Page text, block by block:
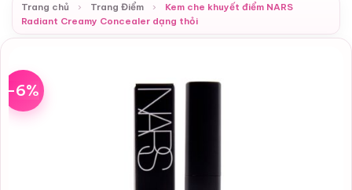
Trang chủ
› Trang Điểm ›
Kem che khuyết điểm NARS
Radiant Creamy Concealer dạng thỏi
-6%